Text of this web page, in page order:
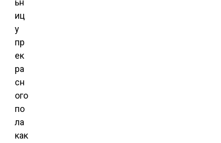
ьн
иц
у
пр
ек
ра
сн
ого
по
ла
как